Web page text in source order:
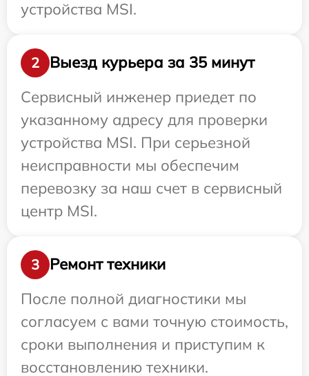
устройства MSI.
2
Выезд курьера за 35 минут
Сервисный инженер приедет по
указанному адресу для проверки
устройства MSI. При серьезной
неисправности мы обеспечим
перевозку за наш счет в сервисный
центр MSI.
3
Ремонт техники
После полной диагностики мы
согласуем с вами точную стоимость,
сроки выполнения и приступим к
восстановлению техники.